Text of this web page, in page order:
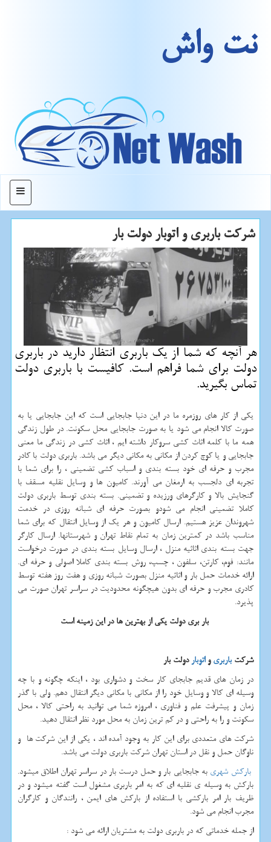
نت واش
منو
شركت باربری و اتوبار دولت بار
هر آنچه كه شما از یك باربری انتظار دارید در باربری
دولت برای شما فراهم است. كافیست با باربری دولت
تماس بگیرید.
یکی از کار های روزمره ما در این دنیا جابجایی است که این جابجایی یا به
صورت کالا انجام می شود یا به صورت جابجایی محل سکونت. در طول زندگی
همه ما با کلمه اثاث کشی سروکار داشته ایم ، اثاث کشی در زندگی ما معنی
جابجایی و یا کوچ کردن از مکانی به مکانی دیگر می باشد. باربری دولت با کادر
مجرب و حرفه ای خود بسته بندی و اسباب کشی تضمینی ، را برای شما با
تجربه ای دلجسب به ارمغان می آورند. کامیون ها و وسایل نقلیه مسقف با
گنجایش بالا و کارگرهای ورزیده و تضمینی. بسته بندی توسط باربری دولت
کاملا تضمینی انجام می شودو بصورت حرفه ای شبانه روزی در خدمت
شهروندان عزیز هستیم. ارسال کامیون‌ و هر یک از وسایل انتقال که برای شما
مناسب باشد در کمترین زمان به تمام نقاط تهران و شهرستانها. ارسال کارگر
جهت بسته بندی اثاثیه منزل ، ارسال وسایل بسته بندی در صورت درخواست
مانند: فوم، کارتن، سلفون ، چسپ، روش بسته بندی کاملا اصولی و حرفه ای.
ارائه خدمات حمل بار و اثاثیه منزل بصورت شبانه روزی و هفت روز هفته توسط
کادری مجرب و حرفه ای بدون هیچگونه محدودیت در سراسر تهران صورت می
پذیرد.
بار بری دولت یکی از بهترین ها در این زمینه است
شرکتباربریواتوباردولت بار
در زمان های قدیم جابجای کار سخت و دشواری بود ، اینکه چگونه و با چه
وسیله ای کالا و وسایل خود را از مکانی با مکانی دیگر انتقال دهم. ولی با گذر
زمان و پیشرفت علم و فناوری ، امروزه شما می توانید به راحتی کالا ، محل
سکونت و را به راحتی و در کم ترین زمان به محل مورد نظر انتقال دهید.
شرکت های متعددی برای این کار به وجود آمده اند ، یکی از این شرکت ها و
ناوگان حمل و نقل در استان تهران شرکت باربری دولت می باشد.
بارکش شهری به جابجایی بار و حمل درست بار در سراسر تهران اطلاق میشود.
بارکش به وسیله ی نقلیه ای که به امر باربری مشغول است گفته میشود و در
ظریف بار امر بارکشی با استفاده از بارکش های ایمن ، رانندگان و کارگران
مجرب انجام می شود.
از جمله خدماتی که در باربری دولت به مشتریان ارائه می شود :